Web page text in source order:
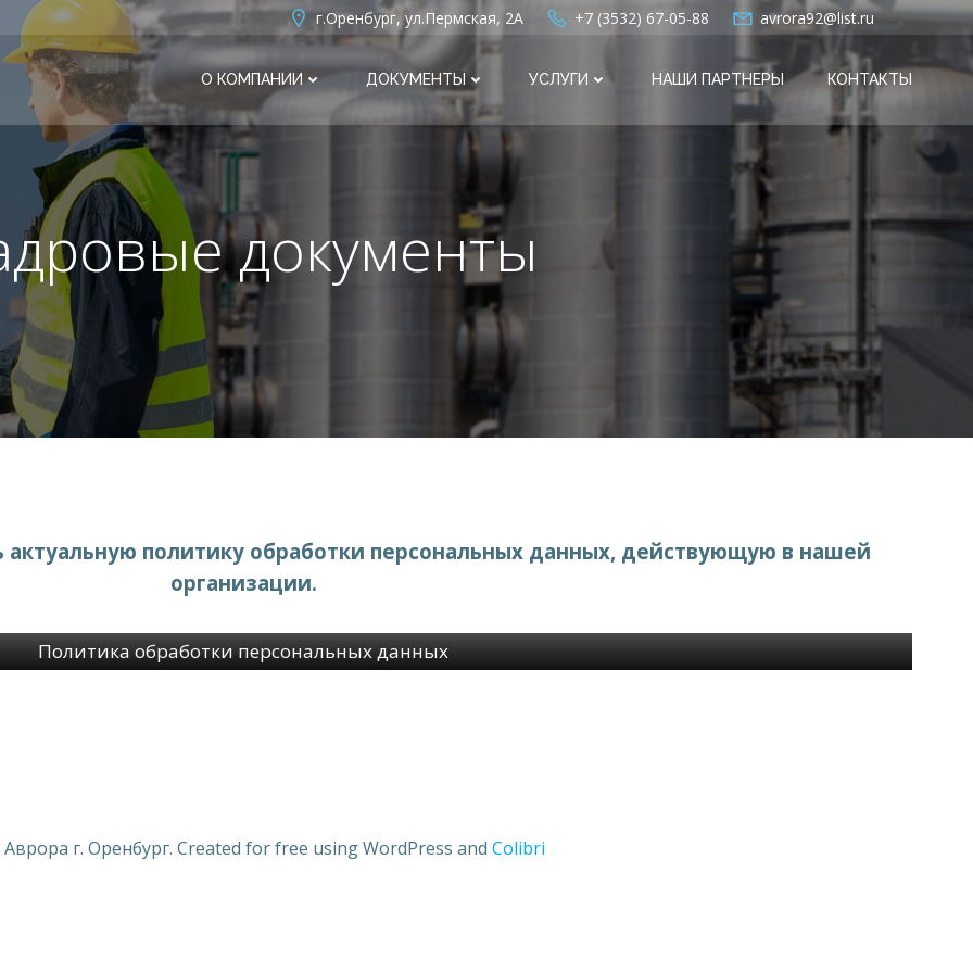
г.Оренбург, ул.Пермская, 2А +7 (3532) 67-05-88 avrora92@list.ru
О КОМПАНИИ ДОКУМЕНТЫ УСЛУГИ НАШИ ПАРТНЕРЫ КОНТАКТЫ
документы
политику обработки персональных данных, действующую в нашей
организации.
Политика обработки персональных данных
г. Оренбург. Created for free using WordPress and Colibri